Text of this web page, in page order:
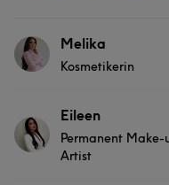
Melika
Kosmetikerin
Info
Willkommen bei
Ich bin Melika,
Eileen
Permanent Make-
Artist